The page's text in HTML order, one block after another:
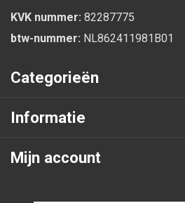
KVK nummer: 82287775
btw-nummer: NL862411981B01
Categorieën
Informatie
Mijn account